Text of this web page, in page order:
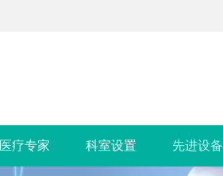
医疗专家 科室设置 先进设备